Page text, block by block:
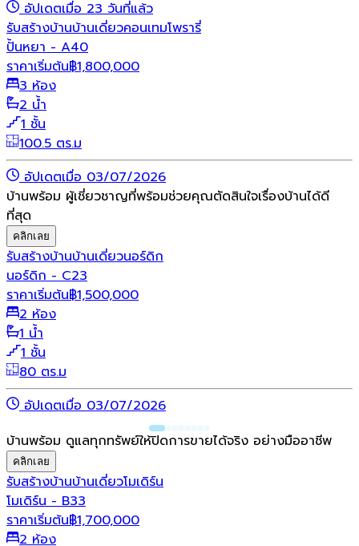
อัปเดตเมื่อ 23 วันที่แล้ว
รับสร้างบ้านบ้านเดี่ยวคอนเทมโพรารี่
ปั้นหยา - A40
ราคาเริ่มต้น฿1,800,000
3 ห้อง
2 น้ำ
1 ชั้น
100.5 ตร.ม
อัปเดตเมื่อ 03/07/2026
บ้านพร้อม ผู้เชี่ยวชาญที่พร้อมช่วยคุณตัดสินใจเรื่องบ้านได้ดี
ที่สุด
คลิกเลย
รับสร้างบ้านบ้านเดี่ยวนอร์ดิก
นอร์ดิก - C23
ราคาเริ่มต้น฿1,500,000
2 ห้อง
1 น้ำ
1 ชั้น
80 ตร.ม
อัปเดตเมื่อ 03/07/2026
บ้านพร้อม ดูแลทุกทรัพย์ให้ปิดการขายได้จริง อย่างมืออาชีพ
คลิกเลย
รับสร้างบ้านบ้านเดี่ยวโมเดิร์น
โมเดิร์น - B33
ราคาเริ่มต้น฿1,700,000
2 ห้อง